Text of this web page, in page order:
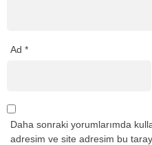
Ad *
Daha sonraki yorumlarımda
adresim ve site adresim bu